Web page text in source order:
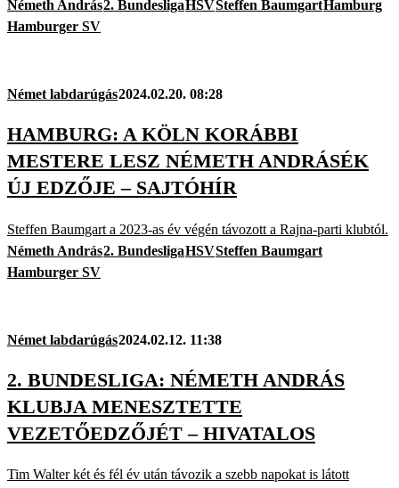
Németh András2. BundesligaHSVSteffen BaumgartHamburg
Hamburger SV
Német labdarúgás2024.02.20. 08:28
HAMBURG: A KÖLN KORÁBBI
MESTERE LESZ NÉMETH ANDRÁSÉK
ÚJ EDZŐJE – SAJTÓHÍR
Steffen Baumgart a 2023-as év végén távozott a Rajna-parti klubtól.
Németh András2. BundesligaHSVSteffen Baumgart
Hamburger SV
Német labdarúgás2024.02.12. 11:38
2. BUNDESLIGA: NÉMETH ANDRÁS
KLUBJA MENESZTETTE
VEZETŐEDZŐJÉT – HIVATALOS
Tim Walter két és fél év után távozik a szebb napokat is látott